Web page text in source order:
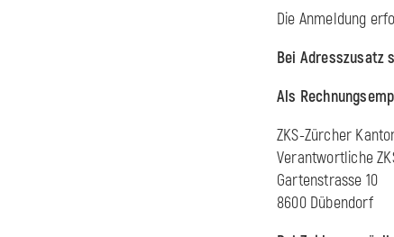
Die Anmeldung
Bei Adresszusatz
Als
ZKS-Zürcher
Verantwortliche
Gartenstrasse 10
8600 Dübendorf